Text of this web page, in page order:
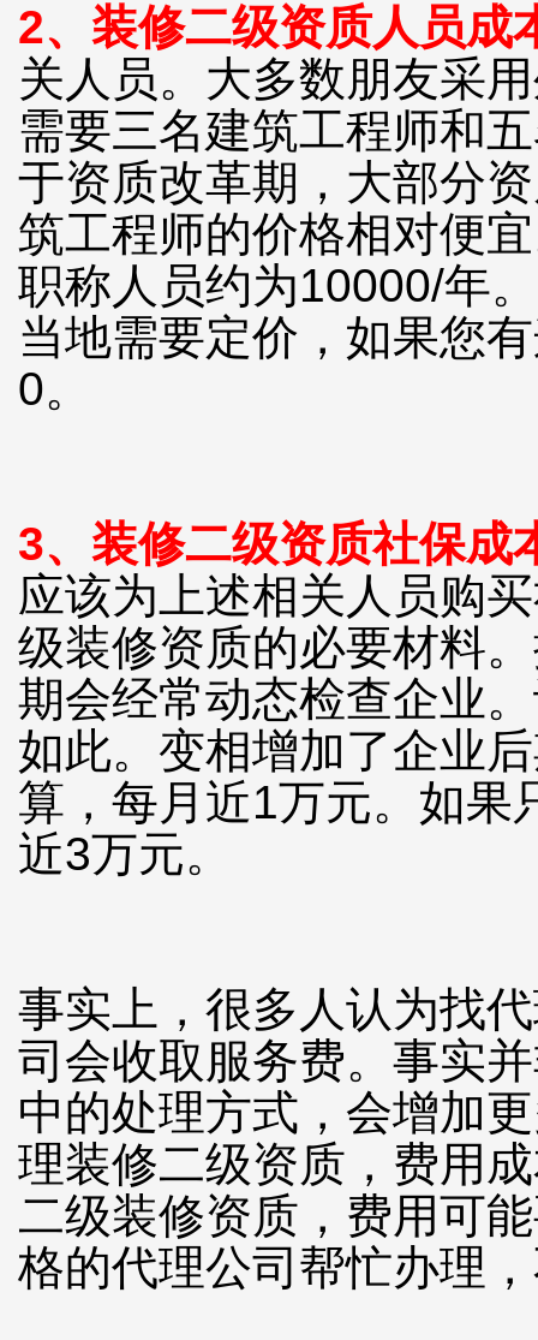
2、 装修二级资质人员成
关人员。大多数朋友采
需要三名建筑工程师和
于资质改革期，大部分
筑工程师的价格相对便
职称人员约为10000/年
当地需要定价，如果您
0。
3、 装修二级资质社保成
应该为上述相关人员购
级装修资质的必要材料
期会经常动态检查企业
如此。变相增加了企业
算，每月近1万元。如果
近3万元。
事实上，很多人认为找
司会收取服务费。事实
中的处理方式，会增加
理装修二级资质，费用
二级装修资质，费用可
格的代理公司帮忙办理